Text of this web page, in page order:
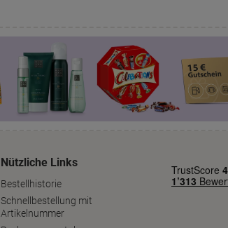
Nützliche Links
Bestellhistorie
Schnellbestellung mit
Artikelnummer